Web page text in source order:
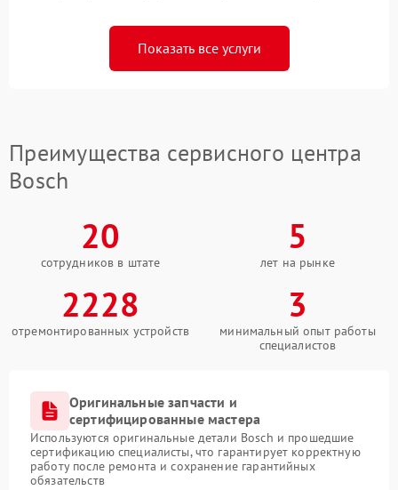
Показать все услуги
Преимущества сервисного центра
Bosch
20
сотрудников в штате
5
лет на рынке
2228
отремонтированных устройств
3
минимальный опыт работы
специалистов
Оригинальные запчасти и
сертифицированные мастера
Используются оригинальные детали Bosch и прошедшие
сертификацию специалисты, что гарантирует корректную
работу после ремонта и сохранение гарантийных
обязательств